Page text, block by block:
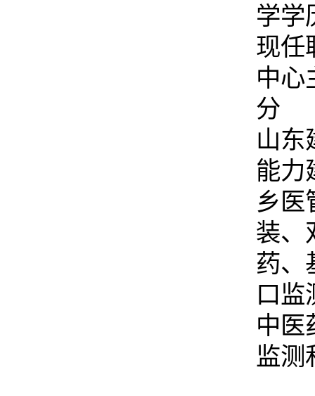
学学
现任
中心
分
山东
能力
乡医
装、
药、
口监
中医
监测